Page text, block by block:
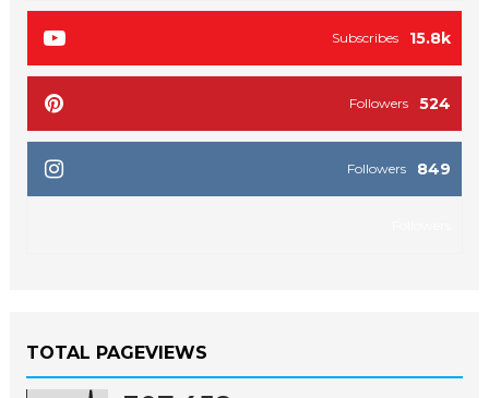
15.8k
Subscribes
524
Followers
849
Followers
TOTAL PAGEVIEWS